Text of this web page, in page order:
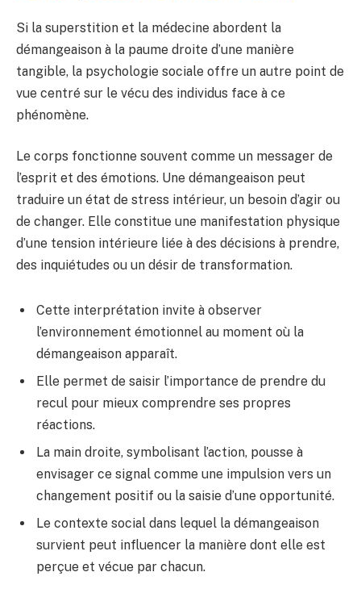
Si la superstition et la médecine abordent la
démangeaison à la paume droite d’une manière
tangible, la psychologie sociale offre un autre point de
vue centré sur le vécu des individus face à ce
phénomène.
Le corps fonctionne souvent comme un messager de
l’esprit et des émotions. Une démangeaison peut
traduire un état de stress intérieur, un besoin d’agir ou
de changer. Elle constitue une manifestation physique
d’une tension intérieure liée à des décisions à prendre,
des inquiétudes ou un désir de transformation.
Cette interprétation invite à observer
l’environnement émotionnel au moment où la
démangeaison apparaît.
Elle permet de saisir l’importance de prendre du
recul pour mieux comprendre ses propres
réactions.
La main droite, symbolisant l’action, pousse à
envisager ce signal comme une impulsion vers un
changement positif ou la saisie d’une opportunité.
Le contexte social dans lequel la démangeaison
survient peut influencer la manière dont elle est
perçue et vécue par chacun.